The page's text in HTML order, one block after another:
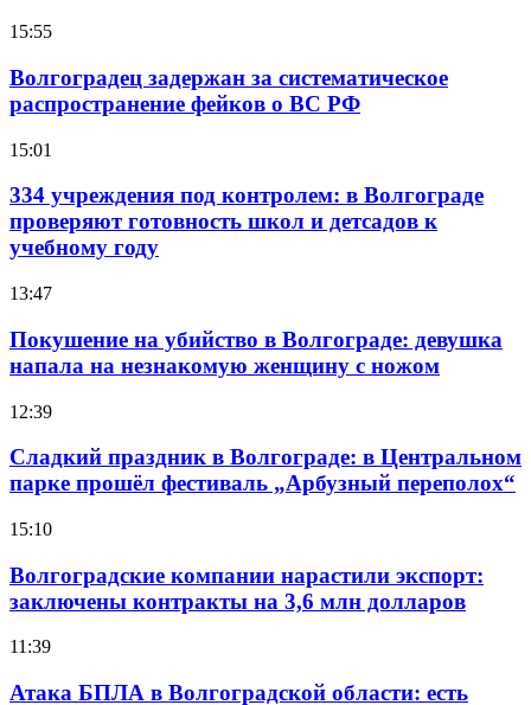
15:55
Волгоградец задержан за систематическое
распространение фейков о ВС РФ
15:01
334 учреждения под контролем: в Волгограде
проверяют готовность школ и детсадов к
учебному году
13:47
Покушение на убийство в Волгограде: девушка
напала на незнакомую женщину с ножом
12:39
Сладкий праздник в Волгограде: в Центральном
парке прошёл фестиваль „Арбузный переполох“
15:10
Волгоградские компании нарастили экспорт:
заключены контракты на 3,6 млн долларов
11:39
Атака БПЛА в Волгоградской области: есть